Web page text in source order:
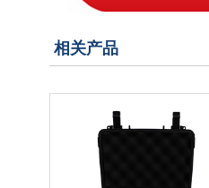
相关产品